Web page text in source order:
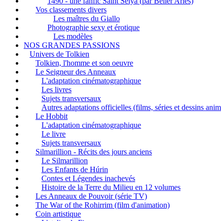
Vos classements divers
Les maîtres du Giallo
Photographie sexy et érotique
Les modèles
NOS GRANDES PASSIONS
Univers de Tolkien
Tolkien, l'homme et son oeuvre
Le Seigneur des Anneaux
L'adaptation cinématographique
Les livres
Sujets transversaux
Autres adaptations officielles (films, séries et dessins
Le Hobbit
L'adaptation cinématographique
Le livre
Sujets transversaux
Silmarillion - Récits des jours anciens
Le Silmarillion
Les Enfants de Húrin
Contes et Légendes inachevés
Histoire de la Terre du Milieu en 12 volumes
Les Anneaux de Pouvoir (série TV)
The War of the Rohirrim (film d'animation)
Coin artistique